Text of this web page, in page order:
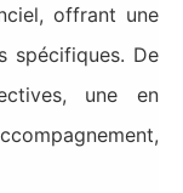
offrant une
spécifiques. De
une en